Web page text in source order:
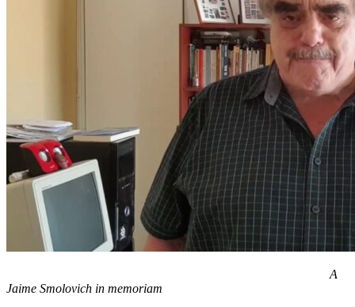
A
Jaime Smolovich in memoriam